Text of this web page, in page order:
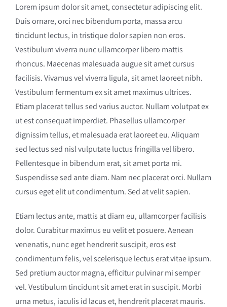
Lorem ipsum dolor sit amet, consectetur adipiscing elit.
Duis ornare, orci nec bibendum porta, massa arcu
tincidunt lectus, in tristique dolor sapien non eros.
Vestibulum viverra nunc ullamcorper libero mattis
rhoncus. Maecenas malesuada augue sit amet cursus
facilisis. Vivamus vel viverra ligula, sit amet laoreet nibh.
Vestibulum fermentum ex sit amet maximus ultrices.
Etiam placerat tellus sed varius auctor. Nullam volutpat ex
ut est consequat imperdiet. Phasellus ullamcorper
dignissim tellus, et malesuada erat laoreet eu. Aliquam
sed lectus sed nisl vulputate luctus fringilla vel libero.
Pellentesque in bibendum erat, sit amet porta mi.
Suspendisse sed ante diam. Nam nec placerat orci. Nullam
cursus eget elit ut condimentum. Sed at velit sapien.
Etiam lectus ante, mattis at diam eu, ullamcorper facilisis
dolor. Curabitur maximus eu velit et posuere. Aenean
venenatis, nunc eget hendrerit suscipit, eros est
condimentum felis, vel scelerisque lectus erat vitae ipsum.
Sed pretium auctor magna, efficitur pulvinar mi semper
vel. Vestibulum tincidunt sit amet erat in suscipit. Morbi
urna metus, iaculis id lacus et, hendrerit placerat mauris.